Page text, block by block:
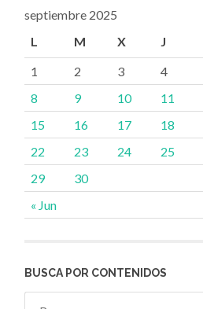
septiembre 2025
L
M X J
« Jun
1 2 3 4
8
9 10 11
15
16 17 18
22
23 24 25
29
30
BUSCA POR CONTENIDOS